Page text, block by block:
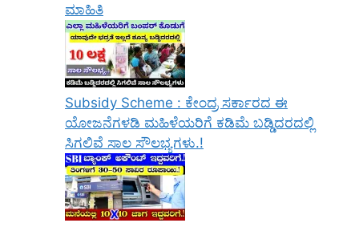
ಮಾಹಿತಿ
Subsidy Scheme : ಕೇಂದ್ರ ಸರ್ಕಾರದ ಈ
ಯೋಜನೆಗಳಡಿ ಮಹಿಳೆಯರಿಗೆ ಕಡಿಮೆ ಬಡ್ಡಿದರದಲ್ಲಿ
ಸಿಗಲಿವೆ ಸಾಲ ಸೌಲಭ್ಯಗಳು.!